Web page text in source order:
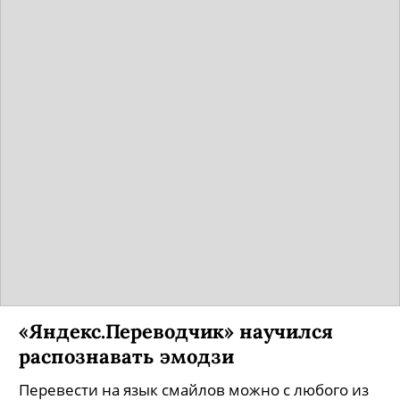
«Яндекс.Переводчик» научился
распознавать эмодзи
Перевести на язык смайлов можно с любого из